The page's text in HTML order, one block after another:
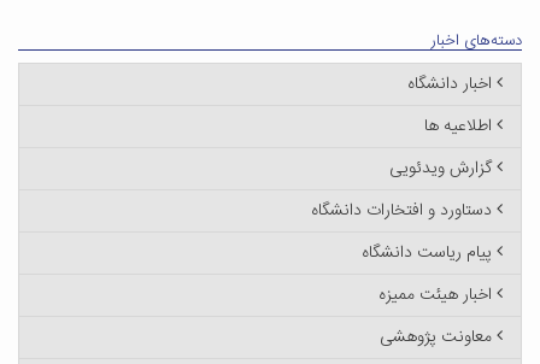
دسته‌های اخبار
اخبار دانشگاه
اطلاعیه ها
گزارش ویدئویی
دستاورد و افتخارات دانشگاه
پیام ریاست دانشگاه
اخبار هیئت ممیزه
معاونت پژوهشی